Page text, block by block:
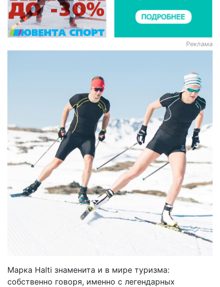
Реклама
Марка Halti знаменита и в мире туризма:
собственно говоря, именно с легендарных